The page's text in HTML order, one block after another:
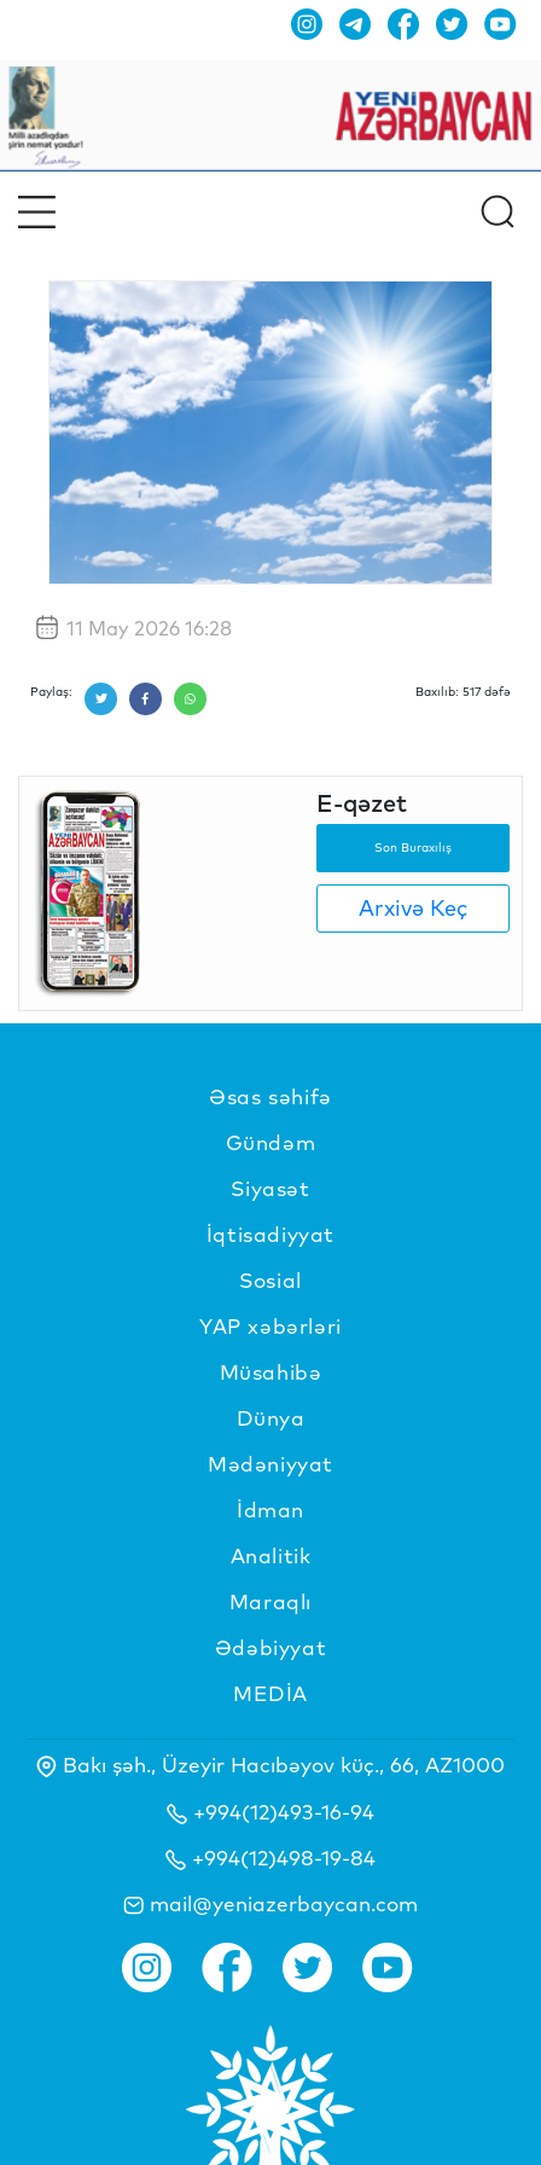
11 May 2026 16:28
Paylaş: Baxılıb: 517 dəfə
E-qəzet
Son Buraxılış
Arxivə Keç
Əsas səhifə
Gündəm
Siyasət
İqtisadiyyat
Sosial
YAP xəbərləri
Müsahibə
Dünya
Mədəniyyat
İdman
Analitik
Maraqlı
Ədəbiyyat
MEDİA
Bakı şəh., Üzeyir Hacıbəyov küç., 66, AZ1000
+994(12)493-16-94
+994(12)498-19-84
mail@yeniazerbaycan.com